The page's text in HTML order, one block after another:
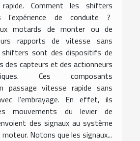
Comment les shifters
l'expérience de conduite ?
motards de monter ou de
rapports de vitesse sans
shifters sont des dispositifs de
des capteurs et des actionneurs
Ces composants
passage vitesse rapide sans
l'embrayage. En effet, ils
mouvements du levier de
des signaux au système
Notons que les signaux...